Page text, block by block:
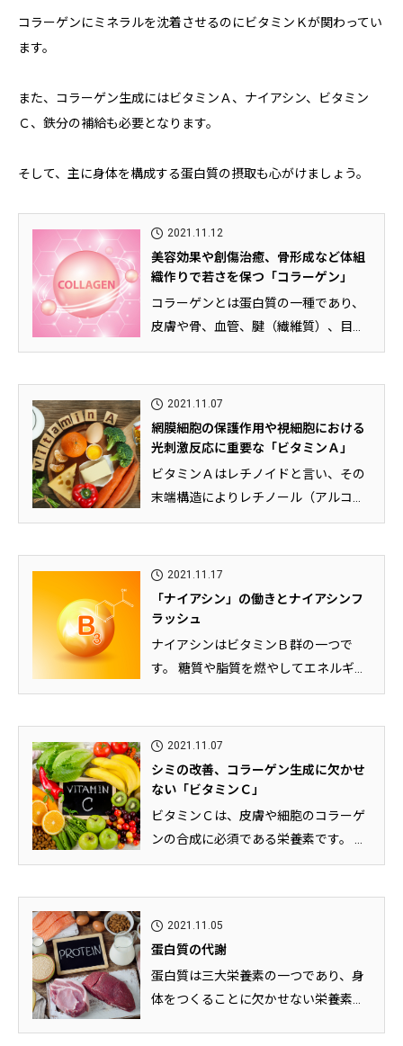
コラーゲンにミネラルを沈着させるのにビタミンＫが関わってい
ます。
また、コラーゲン生成にはビタミンＡ、ナイアシン、ビタミン
Ｃ、鉄分の補給も必要となります。
そして、主に身体を構成する蛋白質の摂取も心がけましょう。
2021.11.12
美容効果や創傷治癒、骨形成など体組
織作りで若さを保つ「コラーゲン」
コラーゲンとは蛋白質の一種であり、
皮膚や骨、血管、腱（繊維質）、目の
網膜等に存在し、皮膚の弾力を作り...
2021.11.07
網膜細胞の保護作用や視細胞における
光刺激反応に重要な「ビタミンＡ」
ビタミンＡはレチノイドと言い、その
末端構造によりレチノール（アルコー
ル）、レチナール（アルデヒド）、...
2021.11.17
「ナイアシン」の働きとナイアシンフ
ラッシュ
ナイアシンはビタミンＢ群の一つで
す。 糖質や脂質を燃やしてエネルギー
を作り出すときや、二日酔いの原因...
2021.11.07
シミの改善、コラーゲン生成に欠かせ
ない「ビタミンＣ」
ビタミンＣは、皮膚や細胞のコラーゲ
ンの合成に必須である栄養素です。 美
肌効果のイメージが強いですが、...
2021.11.05
蛋白質の代謝
蛋白質は三大栄養素の一つであり、身
体をつくることに欠かせない栄養素で